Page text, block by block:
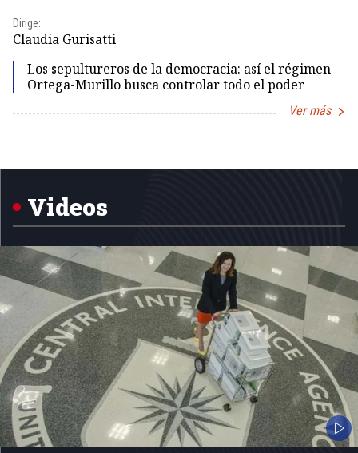
Dirige:
Claudia Gurisatti
Los sepultureros de la democracia: así el régimen
Ortega-Murillo busca controlar todo el poder
Ver más
5
Videos